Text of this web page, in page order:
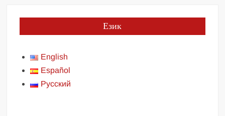
Език
English
Español
Русский